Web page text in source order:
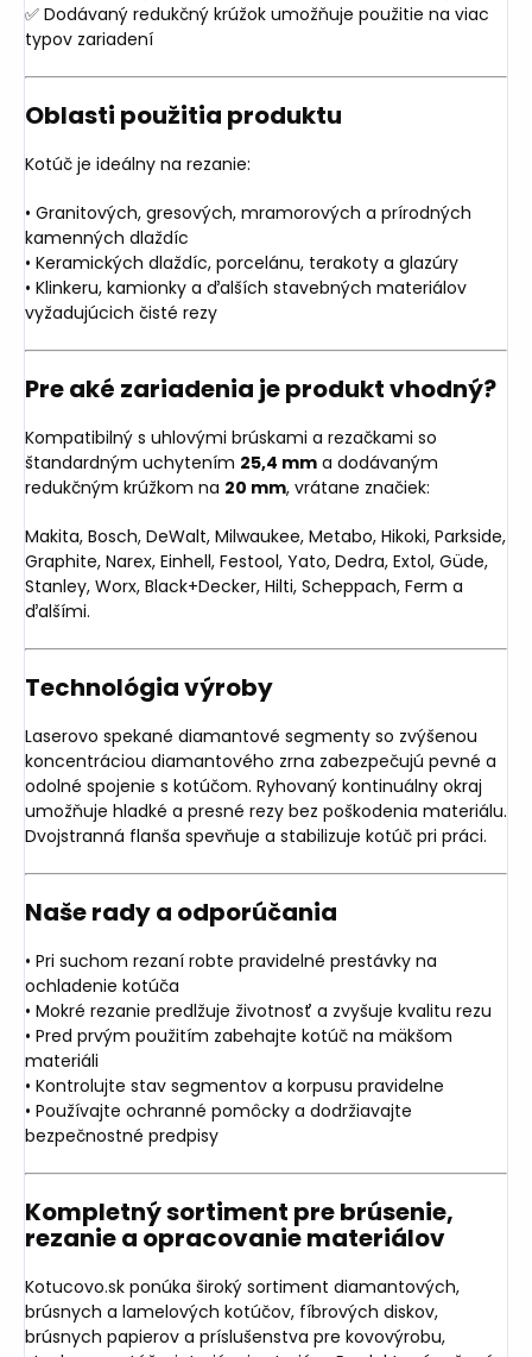
✅ Dodávaný redukčný krúžok umožňuje použitie na viac
typov zariadení
Oblasti použitia produktu
Kotúč je ideálny na rezanie:
• Granitových, gresových, mramorových a prírodných
kamenných dlaždíc
• Keramických dlaždíc, porcelánu, terakoty a glazúry
• Klinkeru, kamionky a ďalších stavebných materiálov
vyžadujúcich čisté rezy
Pre aké zariadenia je produkt vhodný?
Kompatibilný s uhlovými brúskami a rezačkami so
štandardným uchytením 25,4 mm a dodávaným
redukčným krúžkom na 20 mm, vrátane značiek:
Makita, Bosch, DeWalt, Milwaukee, Metabo, Hikoki, Parkside,
Graphite, Narex, Einhell, Festool, Yato, Dedra, Extol, Güde,
Stanley, Worx, Black+Decker, Hilti, Scheppach, Ferm a
ďalšími.
Technológia výroby
Laserovo spekané diamantové segmenty so zvýšenou
koncentráciou diamantového zrna zabezpečujú pevné a
odolné spojenie s kotúčom. Ryhovaný kontinuálny okraj
umožňuje hladké a presné rezy bez poškodenia materiálu.
Dvojstranná flanša spevňuje a stabilizuje kotúč pri práci.
Naše rady a odporúčania
• Pri suchom rezaní robte pravidelné prestávky na
ochladenie kotúča
• Mokré rezanie predlžuje životnosť a zvyšuje kvalitu rezu
• Pred prvým použitím zabehajte kotúč na mäkšom
materiáli
• Kontrolujte stav segmentov a korpusu pravidelne
• Používajte ochranné pomôcky a dodržiavajte
bezpečnostné predpisy
Kompletný sortiment pre brúsenie,
rezanie a opracovanie materiálov
Kotucovo.sk ponúka široký sortiment diamantových,
brúsnych a lamelových kotúčov, fíbrových diskov,
brúsnych papierov a príslušenstva pre kovovýrobu,